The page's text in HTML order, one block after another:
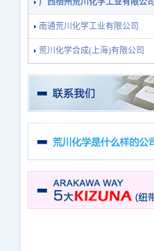
广西梧州荒川化学工业有限公司
南通荒川化学工业有限公司
荒川化学合成(上海)有限公司